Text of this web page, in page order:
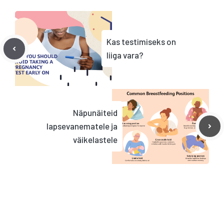
Kas testimiseks on
liiga vara?
Näpunäiteid
lapsevanematele ja
väikelastele